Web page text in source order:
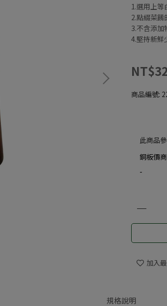
1.選用上等
2.點綴菜餚
3.不含添加
4.堅持新鮮
商品編號:
此商品
銅板價
-
加入
規格說明